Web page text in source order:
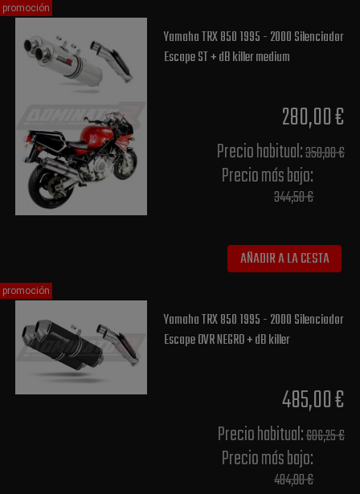
Yamaha TRX 850 1995 - 2000 Silenciador
Escape ST + dB killer medium
280,00 €
Precio habitual​:350,00 €
Precio más bajo​:
344,50 €
AÑADIR A LA CESTA
promoción
Yamaha TRX 850 1995 - 2000 Silenciador
Escape OVR NEGRO + dB killer
485,00 €
Precio habitual​:606,25 €
Precio más bajo​:
484,00 €
promoción